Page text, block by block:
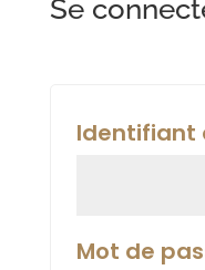
Se
Identifiant
Mot de